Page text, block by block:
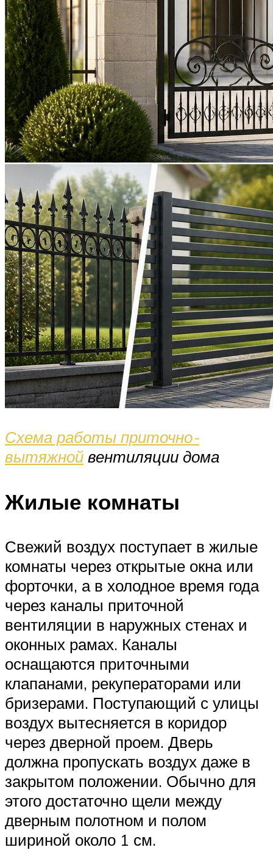
Схема работы приточно-
вытяжной вентиляции дома
Жилые комнаты
Свежий воздух поступает в жилые
комнаты через открытые окна или
форточки, а в холодное время года
через каналы приточной
вентиляции в наружных стенах и
оконных рамах. Каналы
оснащаются приточными
клапанами, рекуператорами или
бризерами. Поступающий с улицы
воздух вытесняется в коридор
через дверной проем. Дверь
должна пропускать воздух даже в
закрытом положении. Обычно для
этого достаточно щели между
дверным полотном и полом
шириной около 1 см.